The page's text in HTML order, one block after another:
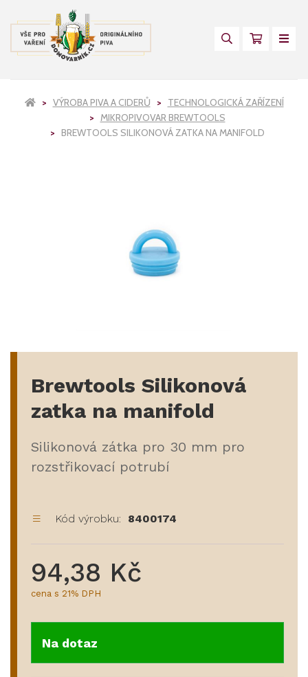
VÝROBA PIVA A CIDERŮ
TECHNOLOGICKÁ ZAŘÍZENÍ
MIKROPIVOVAR BREWTOOLS
BREWTOOLS SILIKONOVÁ ZATKA NA MANIFOLD
Brewtools Silikonová
zatka na manifold
Silikonová zátka pro 30 mm pro
rozstřikovací potrubí
Kód výrobku: 8400174
94,38 Kč
cena s 21% DPH
Na dotaz